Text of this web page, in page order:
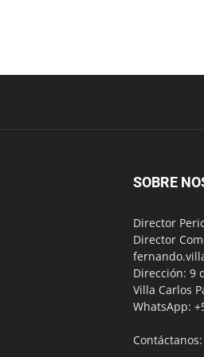
SOBRE
Director
Director
Dirección: 9
Villa Carlos
WhatsApp:
Contáctanos: